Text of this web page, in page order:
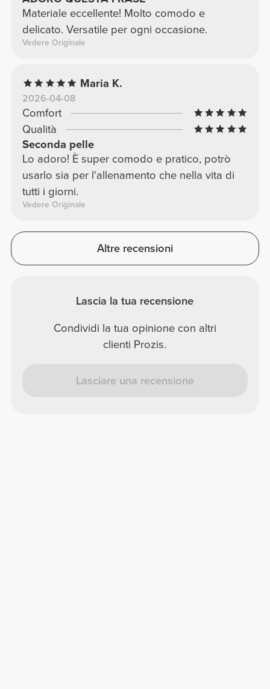
Materiale eccellente! Molto comodo e
delicato. Versatile per ogni occasione.
Vedere Originale
Maria K.
2026-04-08
Comfort
Qualità
Seconda pelle
Lo adoro! È super comodo e pratico, potrò
usarlo sia per l'allenamento che nella vita di
tutti i giorni.
Vedere Originale
Altre recensioni
Lascia la tua recensione
Condividi la tua opinione con altri
clienti Prozis.
Lasciare una recensione